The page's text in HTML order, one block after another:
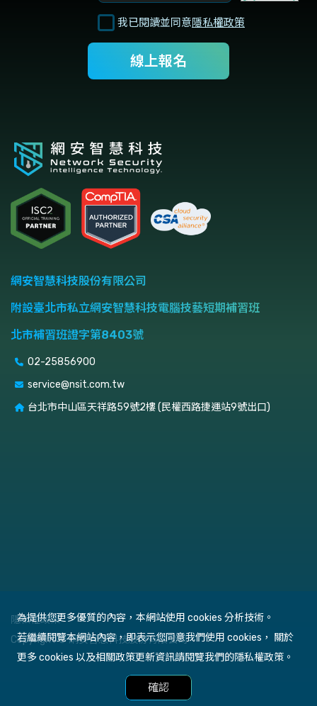
我已閱讀並同意隱私權政策
線上報名
網安智慧科技股份有限公司
附設臺北市私立網安智慧科技電腦技藝短期補習班
北市補習班證字第8403號
02-25856900
service@nsit.com.tw
台北市中山區天祥路59號2樓 (民權西路捷運站9號出口)
隱私權政策
Copyright © 網安智慧科技股份有限公司
為提供您更多優質的內容，本網站使用 cookies 分析技術。
若繼續閱覽本網站內容，即表示您同意我們使用 cookies， 關於
更多 cookies 以及相關政策更新資訊請閱覽我們的隱私權政策。
確認